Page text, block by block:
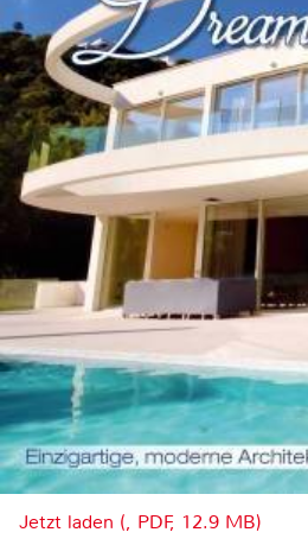
Jetzt laden (, PDF, 12.9 MB)